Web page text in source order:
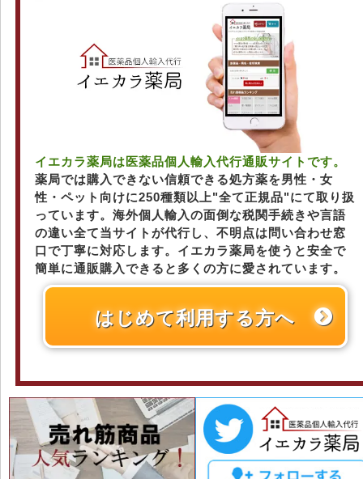
イエカラ薬局は医薬品個人輸入代行通販サイトです。
薬局では購入できない信頼できる処方薬を男性・女
性・ペット向けに250種類以上"全て正規品"にて取り扱
っています。海外個人輸入の面倒な税関手続きや言語
の違い全て当サイトが代行し、不明点は問い合わせ窓
口で丁寧に対応します。イエカラ薬局を使うと安全で
簡単に通販購入できると多くの方に愛されています。
はじめて利用する方へ